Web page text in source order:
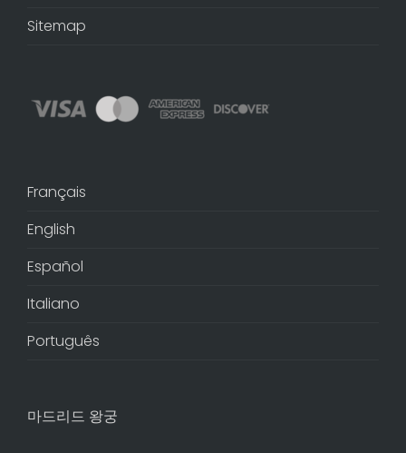
Sitemap
Français
English
Español
Italiano
Português
마드리드 왕궁